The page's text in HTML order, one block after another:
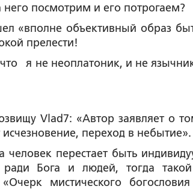
него посмотрим и его потрогаем?
объективный образ
прелести!
я не неоплатоник, и не
Vlad7: «Автор заявляет о
переход в небытие».
перестает быть
Бога и людей, тогда такой
мистического